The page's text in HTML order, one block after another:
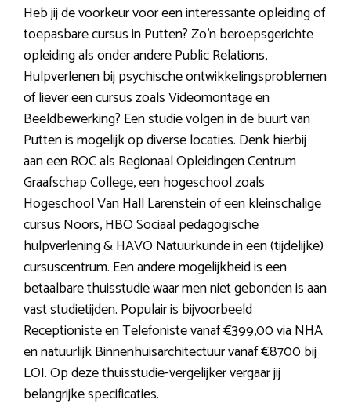
Heb jij de voorkeur voor een interessante opleiding of
toepasbare cursus in Putten? Zo’n beroepsgerichte
opleiding als onder andere Public Relations,
Hulpverlenen bij psychische ontwikkelingsproblemen
of liever een cursus zoals Videomontage en
Beeldbewerking? Een studie volgen in de buurt van
Putten is mogelijk op diverse locaties. Denk hierbij
aan een ROC als Regionaal Opleidingen Centrum
Graafschap College, een hogeschool zoals
Hogeschool Van Hall Larenstein of een kleinschalige
cursus Noors, HBO Sociaal pedagogische
hulpverlening & HAVO Natuurkunde in een (tijdelijke)
cursuscentrum. Een andere mogelijkheid is een
betaalbare thuisstudie waar men niet gebonden is aan
vast studietijden. Populair is bijvoorbeeld
Receptioniste en Telefoniste vanaf €399,00 via NHA
en natuurlijk Binnenhuisarchitectuur vanaf €8700 bij
LOI. Op deze thuisstudie-vergelijker vergaar jij
belangrijke specificaties.